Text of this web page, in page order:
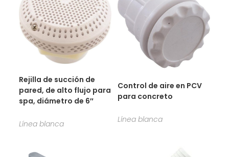
Rejilla de succión de
pared, de alto flujo para
spa, diámetro de 6″
Línea blanca
Control de aire en PCV
para concreto
Línea blanca